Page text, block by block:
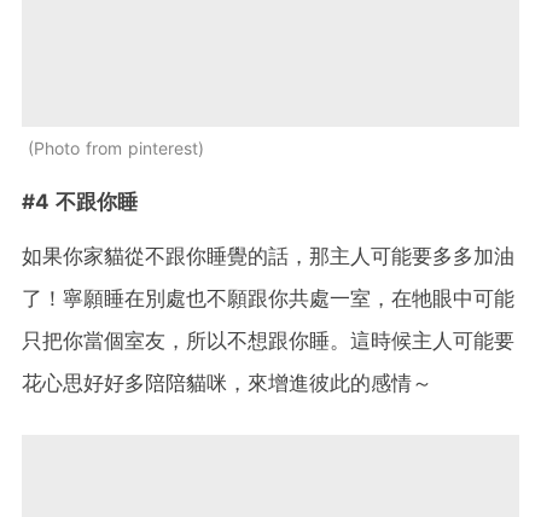
Photo from pinterest
#4 不跟你睡
如果你家貓從不跟你睡覺的話，那主人可能要多多加油
了！寧願睡在別處也不願跟你共處一室，在牠眼中可能
只把你當個室友，所以不想跟你睡。這時候主人可能要
花心思好好多陪陪貓咪，來增進彼此的感情～